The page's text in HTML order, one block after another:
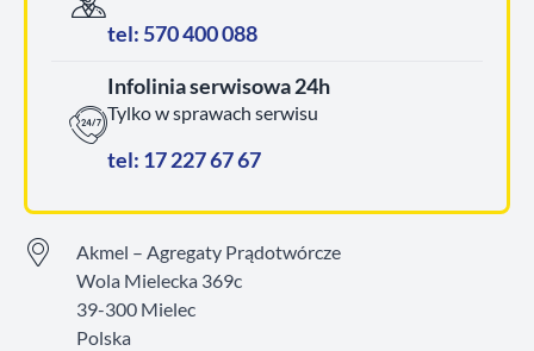
tel: 570 400 088
Infolinia serwisowa 24h
Tylko w sprawach serwisu
tel: 17 227 67 67
Akmel – Agregaty Prądotwórcze
Wola Mielecka 369c
39-300 Mielec
Polska